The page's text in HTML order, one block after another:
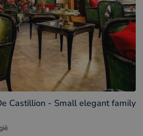
Castillion - Small elegant family